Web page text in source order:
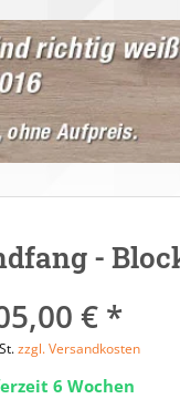
-
€ *
zzgl. Versandkosten
6 Wochen